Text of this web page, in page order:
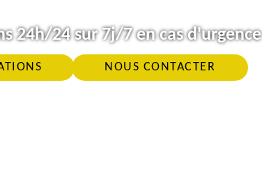
24h/24 sur 7j/7 en cas d'urgence
NOUS CONTACTER